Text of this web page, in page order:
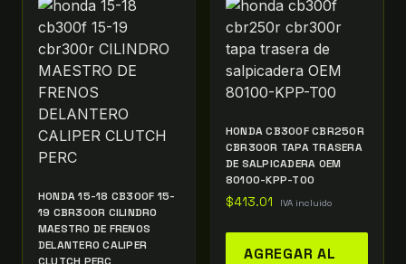
HONDA 15-18 CB300F 15-
19 CBR300R CILINDRO
MAESTRO DE FRENOS
DELANTERO CALIPER
HONDA CB300F CBR250R
CBR300R TAPA TRASERA
DE SALPICADERA OEM
80100-KPP-T00
$413.01 IVA incluido
AGREGAR AL